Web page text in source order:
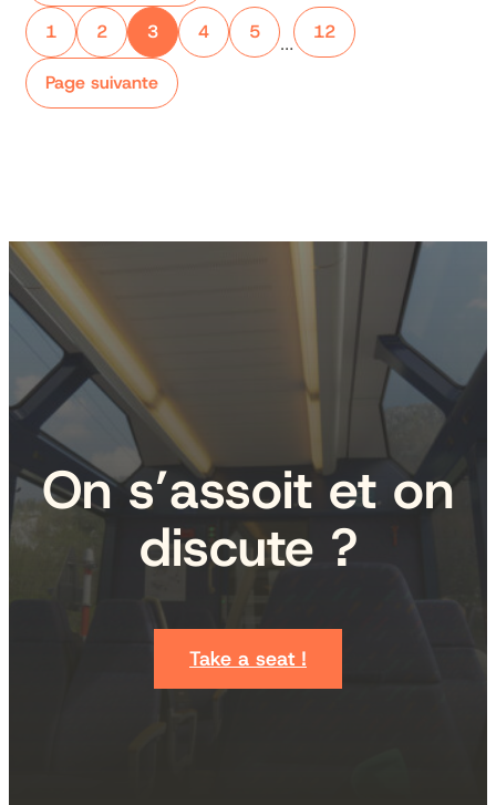
1 2 3 4 5
…
12
Page suivante
On s’assoit et on
discute ?
Take a seat !